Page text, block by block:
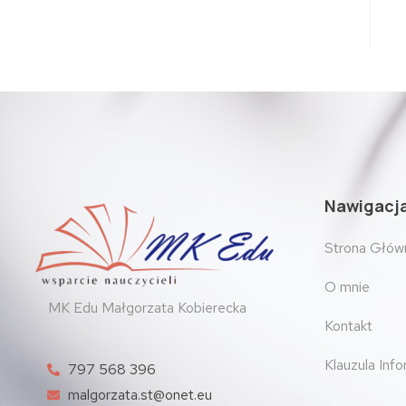
MK Edu Małgorzata Kobierecka
797 568 396
malgorzata.st@onet.eu
Strona
O mnie
Kontakt
Klauzula